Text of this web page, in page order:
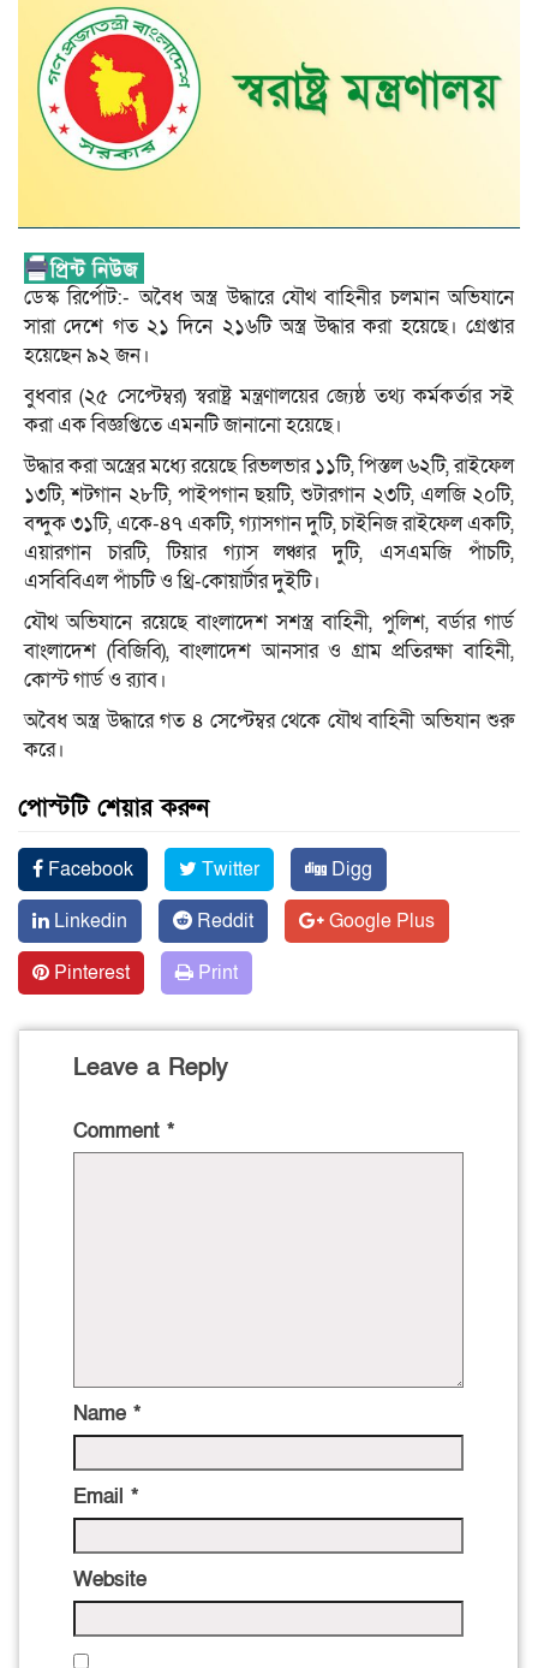
ডেস্ক রির্পোট:- অবৈধ অস্ত্র উদ্ধারে যৌথ বাহিনীর চলমান অভিযানে
সারা দেশে গত ২১ দিনে ২১৬টি অস্ত্র উদ্ধার করা হয়েছে। গ্রেপ্তার
হয়েছেন ৯২ জন।
বুধবার (২৫ সেপ্টেম্বর) স্বরাষ্ট্র মন্ত্রণালয়ের জ্যেষ্ঠ তথ্য কর্মকর্তার সই
করা এক বিজ্ঞপ্তিতে এমনটি জানানো হয়েছে।
উদ্ধার করা অস্ত্রের মধ্যে রয়েছে রিভলভার ১১টি, পিস্তল ৬২টি, রাইফেল
১৩টি, শটগান ২৮টি, পাইপগান ছয়টি, শুটারগান ২৩টি, এলজি ২০টি,
বন্দুক ৩১টি, একে-৪৭ একটি, গ্যাসগান দুটি, চাইনিজ রাইফেল একটি,
এয়ারগান চারটি, টিয়ার গ্যাস লঞ্চার দুটি, এসএমজি পাঁচটি,
এসবিবিএল পাঁচটি ও থ্রি-কোয়ার্টার দুইটি।
যৌথ অভিযানে রয়েছে বাংলাদেশ সশস্ত্র বাহিনী, পুলিশ, বর্ডার গার্ড
বাংলাদেশ (বিজিবি), বাংলাদেশ আনসার ও গ্রাম প্রতিরক্ষা বাহিনী,
কোস্ট গার্ড ও র‌্যাব।
অবৈধ অস্ত্র উদ্ধারে গত ৪ সেপ্টেম্বর থেকে যৌথ বাহিনী অভিযান শুরু
করে।
পোস্টটি শেয়ার করুন
Facebook Twitter
Digg
Linkedin
Reddit
Google Plus
Pinterest
Print
Leave a Reply
Comment *
Name *
Email *
Website